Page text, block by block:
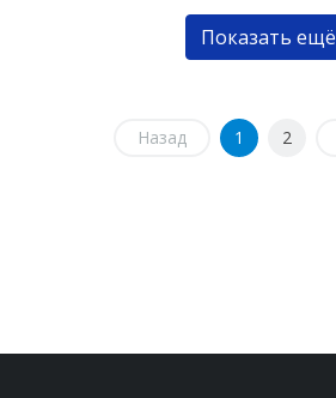
Показать ещё
Назад 1 2